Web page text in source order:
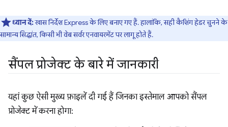
ध्यान दें:खास निर्देश Express के लिए बनाए गए हैं. हालांकि, सही कैशिंग हेडर चुनने के
सामान्य सिद्धांत, किसी भी वेब सर्वर एनवायरमेंट पर लागू होते हैं.
सैंपल प्रोजेक्ट के बारे में जानकारी
यहां कुछ ऐसी मुख्य फ़ाइलें दी गई हैं जिनका इस्तेमाल आपको सैंपल
प्रोजेक्ट में करना होगा: